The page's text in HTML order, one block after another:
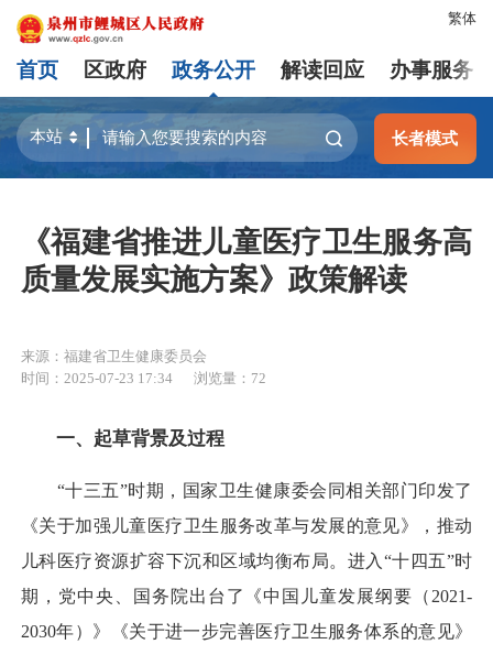
繁体
首页 区政府 政务公开 解读回应 办事服务
长者模式
《福建省推进儿童医疗卫生服务高
质量发展实施方案》政策解读
来源：福建省卫生健康委员会
时间：2025-07-23 17:34
浏览量： 72
一、起草背景及过程
“十三五”时期，国家卫生健康委会同相关部门印发了
《关于加强儿童医疗卫生服务改革与发展的意见》，推动
儿科医疗资源扩容下沉和区域均衡布局。进入“十四五”时
期，党中央、国务院出台了《中国儿童发展纲要（2021-
2030年）》《关于进一步完善医疗卫生服务体系的意见》